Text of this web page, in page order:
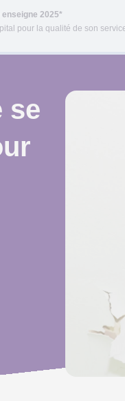
2025*
pour la qualité de son
se